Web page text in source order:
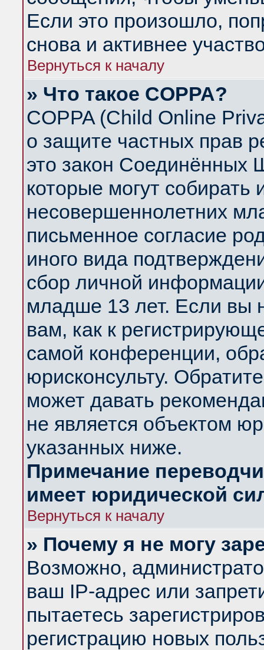
Если это произошло,
снова и активнее
Вернуться к началу
» Что такое COPPA?
COPPA (Child Online
о защите частных прав
это закон Соединённых
которые могут
несовершеннолетних
письменное согласие
иного вида
сбор личной
младше 13 лет. Если вы
вам, как к
самой конференции,
юрисконсульту.
может давать
не является объектом
указанных ниже.
Примечание
имеет юридической
Вернуться к началу
» Почему я не могу
Возможно,
ваш IP-адрес или
пытаетесь
регистрацию новых